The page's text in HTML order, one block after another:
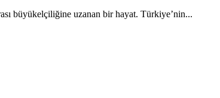
büyükelçiliğine uzanan bir hayat. Türkiye’nin...